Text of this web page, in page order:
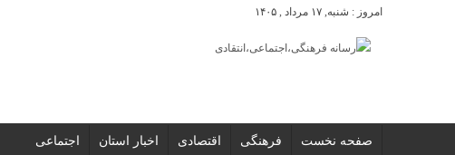
امروز : شنبه, ۱۷ مرداد , ۱۴۰۵
صفحه نخست فرهنگی اقتصادی اخبار استان اجتماعی